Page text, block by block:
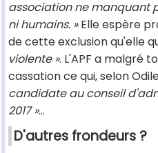
association ne manquant
ni humains. »Elle espère
de cette exclusion qu'elle
violente ». L'APF a malgré
cassation ce qui, selon
candidate au conseil
2017 »…
D'autres frondeurs ?